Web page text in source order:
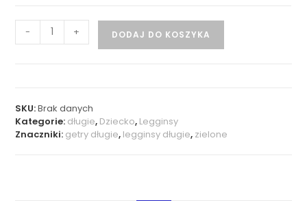
- + DODAJ DO KOSZYKA
SKU:Brak danych
Kategorie: długie, Dziecko, Legginsy
Znaczniki: getry długie, legginsy długie, zielone